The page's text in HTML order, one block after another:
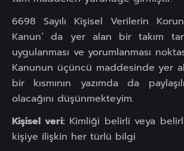
6698 Sayılı Kişisel Verilerin
Kanun’ da yer alan bir takım
uygulanması ve yorumlanması
Kanunun üçüncü maddesinde yer
bir kısmının yazımda da
olacağını düşünmekteyim.
Kişisel veri: Kimliği belirli veya
kişiye ilişkin her türlü bilgi